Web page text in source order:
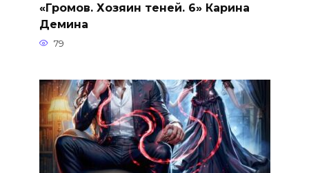
«Громов. Хозяин теней. 6» Карина
Демина
79